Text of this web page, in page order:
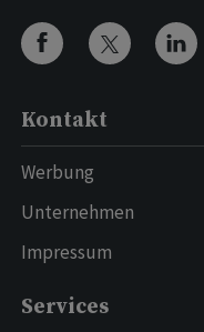
Kontakt
Werbung
Unternehmen
Impressum
Services